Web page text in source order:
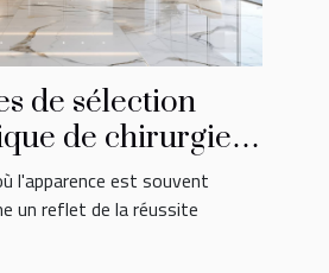
de sélection
de chirurgie
de renom
l'apparence est souvent
un reflet de la réussite